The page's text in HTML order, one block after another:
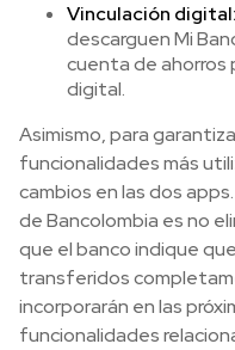
Vinculación digital:
descarguen Mi
cuenta de ahorros
digital.
Asimismo, para
funcionalidades más
cambios en las dos
de Bancolombia es no
que el banco indique
transferidos
incorporarán en las
funcionalidades